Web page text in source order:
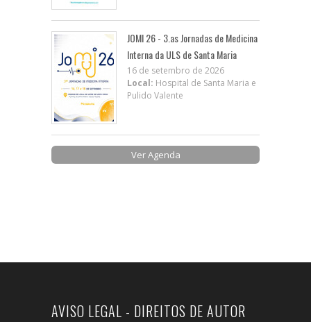
JOMI 26 - 3.as Jornadas de Medicina
Interna da ULS de Santa Maria
16 de setembro de 2026
Local: Hospital de Santa Maria e
Pulido Valente
Ver Agenda
AVISO LEGAL - DIREITOS DE AUTOR